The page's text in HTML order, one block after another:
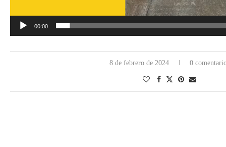
00:00
8 de febrero de 2024 0